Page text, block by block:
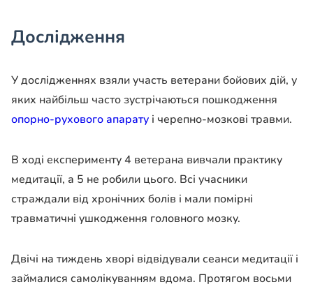
Дослідження
У дослідженнях взяли участь ветерани бойових дій, у
яких найбільш часто зустрічаються пошкодження
опорно-рухового апарату і черепно-мозкові травми.
В ході експерименту 4 ветерана вивчали практику
медитації, а 5 не робили цього. Всі учасники
страждали від хронічних болів і мали помірні
травматичні ушкодження головного мозку.
Двічі на тиждень хворі відвідували сеанси медитації і
займалися самолікуванням вдома. Протягом восьми